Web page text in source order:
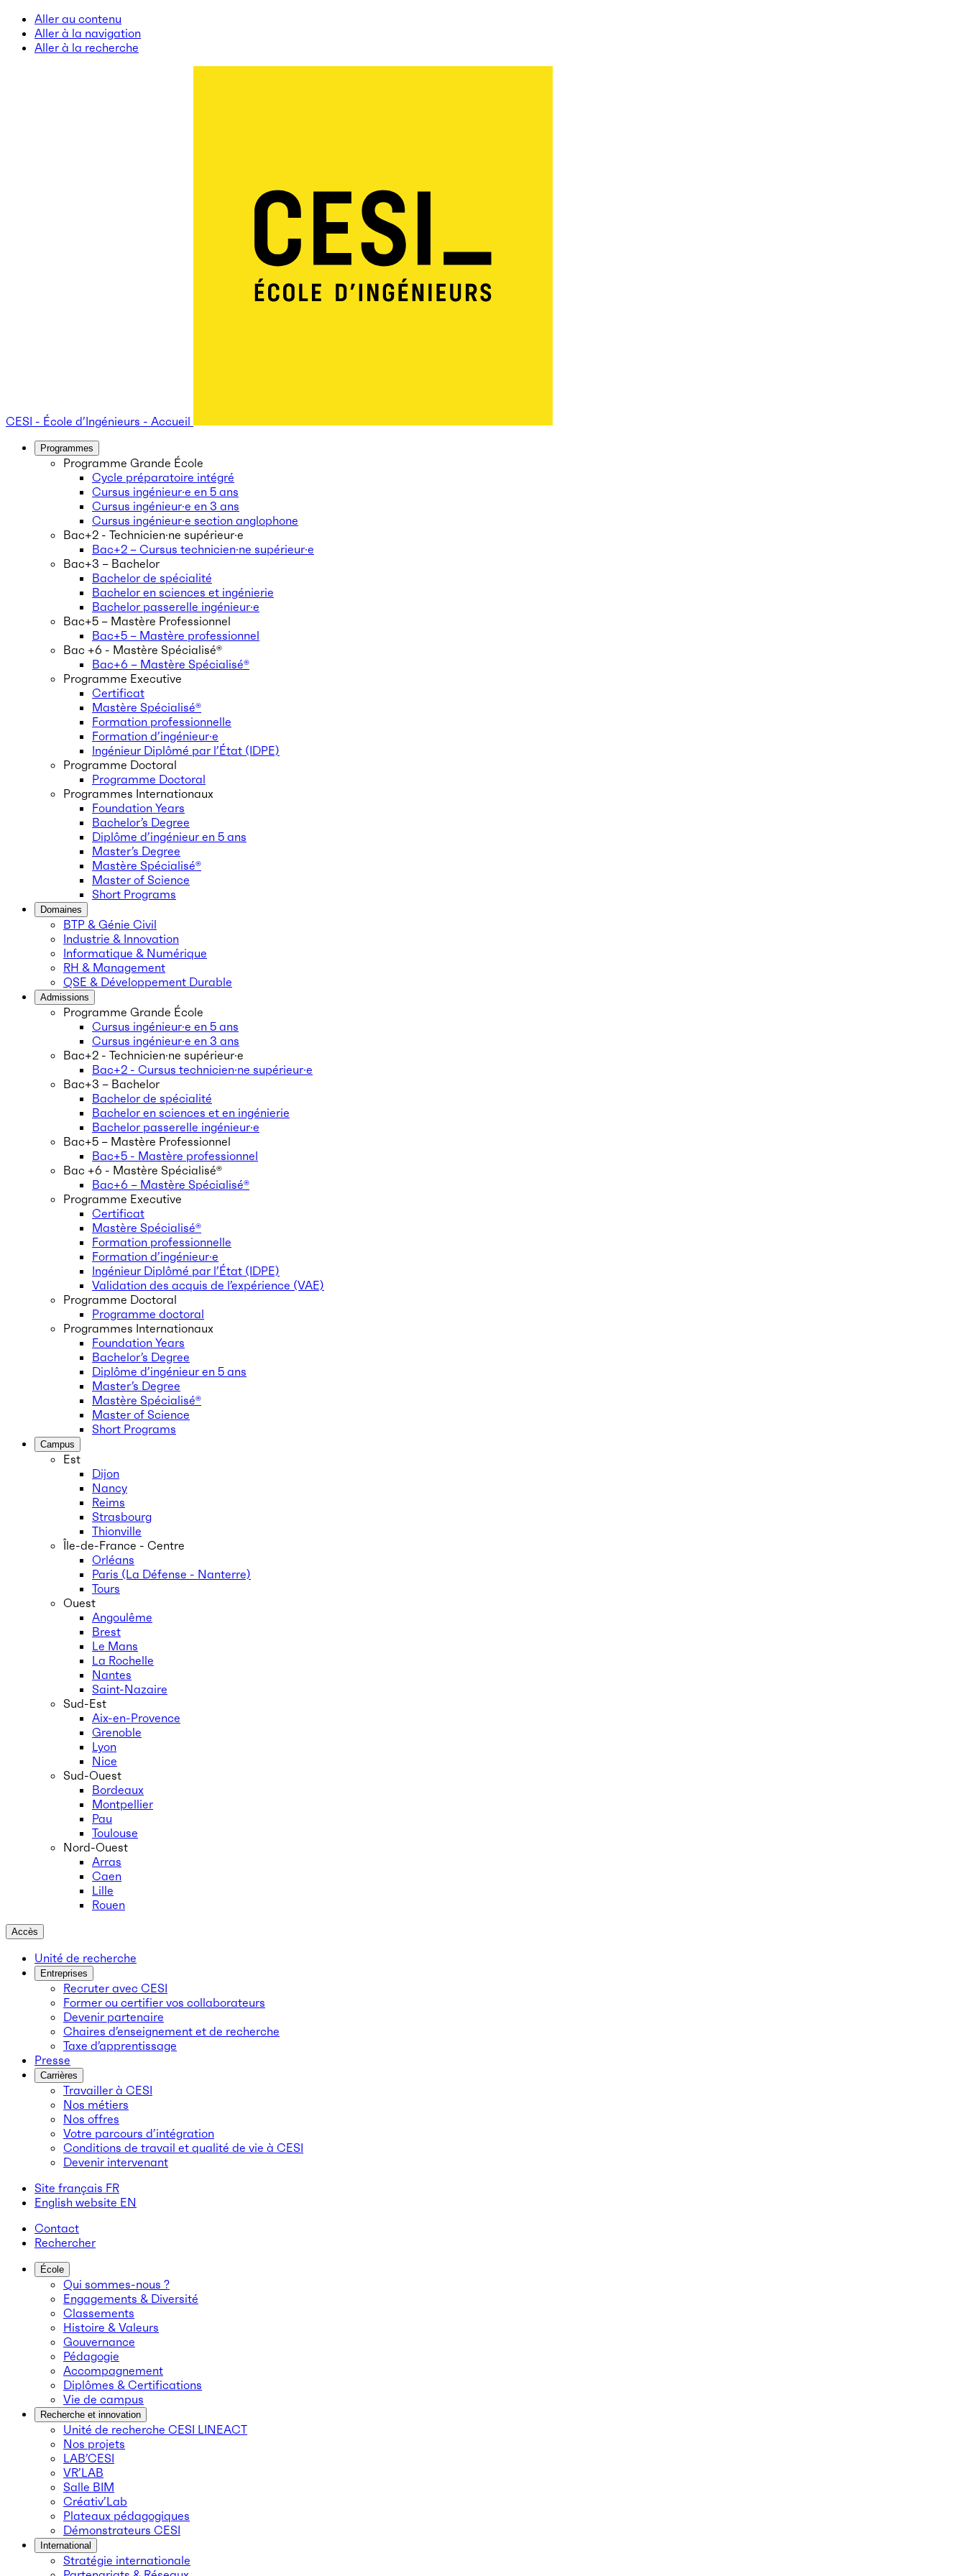
Aller au contenu
Aller à la navigation
Aller à la recherche
CESI - École d’Ingénieurs - Accueil
Programmes
Programme Grande École
Cycle préparatoire intégré
Cursus ingénieur·e en 5 ans
Cursus ingénieur·e en 3 ans
Cursus ingénieur·e section anglophone
Bac+2 - Technicien·ne supérieur·e
Bac+2 – Cursus technicien·ne supérieur·e
Bac+3 – Bachelor
Bachelor de spécialité
Bachelor en sciences et ingénierie
Bachelor passerelle ingénieur·e
Bac+5 – Mastère Professionnel
Bac+5 – Mastère professionnel
Bac +6 - Mastère Spécialisé®
Bac+6 – Mastère Spécialisé®
Programme Executive
Certificat
Mastère Spécialisé®
Formation professionnelle
Formation d’ingénieur·e
Ingénieur Diplômé par l’État (IDPE)
Programme Doctoral
Programme Doctoral
Programmes Internationaux
Foundation Years
Bachelor’s Degree
Diplôme d’ingénieur en 5 ans
Master’s Degree
Mastère Spécialisé®
Master of Science
Short Programs
Domaines
BTP & Génie Civil
Industrie & Innovation
Informatique & Numérique
RH & Management
QSE & Développement Durable
Admissions
Programme Grande École
Cursus ingénieur·e en 5 ans
Cursus ingénieur·e en 3 ans
Bac+2 - Technicien·ne supérieur·e
Bac+2 - Cursus technicien·ne supérieur·e
Bac+3 – Bachelor
Bachelor de spécialité
Bachelor en sciences et en ingénierie
Bachelor passerelle ingénieur·e
Bac+5 – Mastère Professionnel
Bac+5 - Mastère professionnel
Bac +6 - Mastère Spécialisé®
Bac+6 – Mastère Spécialisé®
Programme Executive
Certificat
Mastère Spécialisé®
Formation professionnelle
Formation d’ingénieur·e
Ingénieur Diplômé par l’État (IDPE)
Validation des acquis de l’expérience (VAE)
Programme Doctoral
Programme doctoral
Programmes Internationaux
Foundation Years
Bachelor’s Degree
Diplôme d’ingénieur en 5 ans
Master’s Degree
Mastère Spécialisé®
Master of Science
Short Programs
Campus
Est
Dijon
Nancy
Reims
Strasbourg
Thionville
Île-de-France - Centre
Orléans
Paris (La Défense - Nanterre)
Tours
Ouest
Angoulême
Brest
Le Mans
La Rochelle
Nantes
Saint-Nazaire
Sud-Est
Aix-en-Provence
Grenoble
Lyon
Nice
Sud-Ouest
Bordeaux
Montpellier
Pau
Toulouse
Nord-Ouest
Arras
Caen
Lille
Rouen
Accès
Unité de recherche
Entreprises
Recruter avec CESI
Former ou certifier vos collaborateurs
Devenir partenaire
Chaires d’enseignement et de recherche
Taxe d’apprentissage
Presse
Carrières
Travailler à CESI
Nos métiers
Nos offres
Votre parcours d’intégration
Conditions de travail et qualité de vie à CESI
Devenir intervenant
Site français FR
English website EN
Contact
Rechercher
École
Qui sommes-nous ?
Engagements & Diversité
Classements
Histoire & Valeurs
Gouvernance
Pédagogie
Accompagnement
Diplômes & Certifications
Vie de campus
Recherche et innovation
Unité de recherche CESI LINEACT
Nos projets
LAB’CESI
VR’LAB
Salle BIM
Créativ’Lab
Plateaux pédagogiques
Démonstrateurs CESI
International
Stratégie internationale